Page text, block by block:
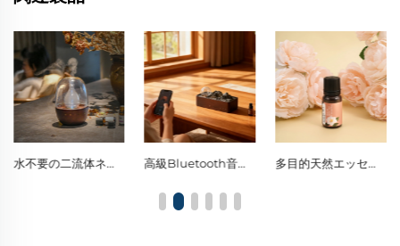
高級Bluetooth音楽対応ソリッドウッド・ガラス製水不要ディフューザー 多目的天然エッセンシャルオイル（家庭用アロマセラピー、車内用フレッシュナー、DIY香りクラフトに最適） 純植物抽出エッセンシャルオイル｜高級感のある持続性の高い香り。リラクゼーションとセルフケアのためのギフトに最適